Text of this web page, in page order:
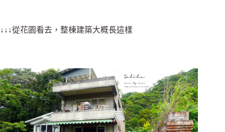
↓↓↓從花園看去，整棟建築大概長這樣